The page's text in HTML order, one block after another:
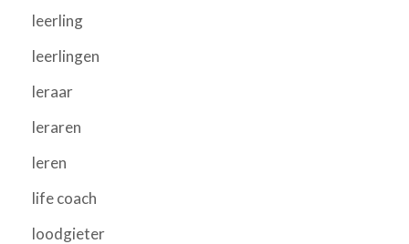
leerling
leerlingen
leraar
leraren
leren
life coach
loodgieter